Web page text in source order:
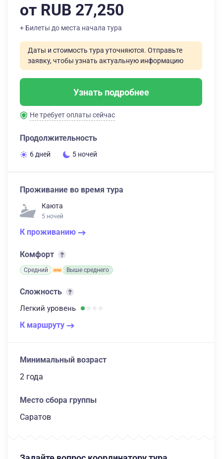
от RUB 27,250
+ Билеты до места начала тура
Даты и стоимость тура уточняются. Отправьте
заявку, чтобы узнать актуальную информацию
Узнать подробнее
Не требует оплаты сейчас
Продолжительность
6 дней 5 ночей
Проживание во время тура
Каюта
5 ночей
К проживанию
Комфорт
Средний Выше среднего
Сложность
Легкий уровень
К маршруту
Минимальный возраст
2 года
Место сбора группы
Саратов